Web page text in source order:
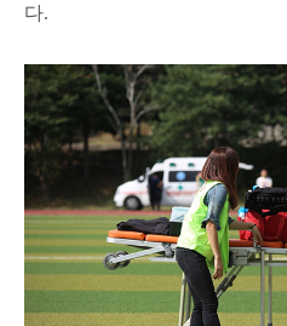
다.